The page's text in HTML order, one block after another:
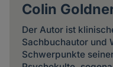
Colin
Der Autor ist
Sachbuchautor und
Schwerpunkte